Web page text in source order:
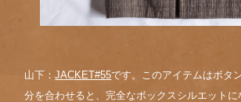
山下：JACKET#55です。このアイテムはボタ
分を合わせると、完全なボックスシルエットに